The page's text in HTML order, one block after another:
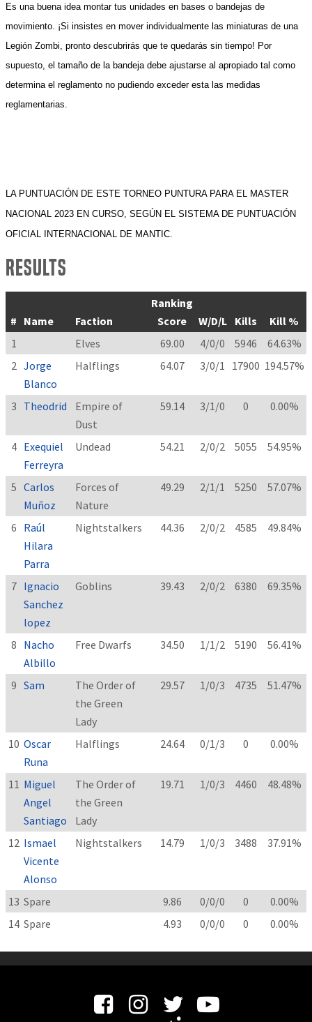
Es una buena idea montar tus unidades en bases o bandejas de
movimiento. ¡Si insistes en mover individualmente las miniaturas de una
Legión Zombi, pronto descubrirás que te quedarás sin tiempo! Por
supuesto, el tamaño de la bandeja debe ajustarse al apropiado tal como
determina el reglamento no pudiendo exceder esta las medidas
reglamentarias.
LA PUNTUACIÓN DE ESTE TORNEO PUNTURA PARA EL MASTER
NACIONAL 2023 EN CURSO, SEGÚN EL SISTEMA DE PUNTUACIÓN
OFICIAL INTERNACIONAL DE MANTIC.
Results
# Name Faction
Ranking
Score
W/D/L Kills
Kill %
1
Elves 69.00 4/0/0 5946
64.63%
2 Jorge
Blanco
Halflings 64.07 3/0/1 17900 194.57%
3 Theodrid
Empire of
Dust
59.14 3/1/0 0 0.00%
4 Exequiel
Ferreyra
Undead 54.21 2/0/2 5055 54.95%
5 Carlos
Muñoz
Forces of
Nature
49.29 2/1/1 5250 57.07%
6 Raúl
Hilara
Parra
Nightstalkers 44.36 2/0/2 4585 49.84%
7 Ignacio
Sanchez
lopez
Goblins 39.43 2/0/2 6380 69.35%
8 Nacho
Albillo
Free Dwarfs 34.50 1/1/2 5190 56.41%
9 Sam
The Order of
the Green
Lady
29.57 1/0/3 4735 51.47%
10 Oscar
Runa
Halflings 24.64 0/1/3 0 0.00%
11 Miguel
Angel
Santiago
The Order of
the Green
Lady
19.71 1/0/3 4460 48.48%
12 Ismael
Vicente
Alonso
Nightstalkers 14.79 1/0/3 3488 37.91%
13 Spare 9.86 0/0/0 0
0.00%
14 Spare 4.93 0/0/0 0 0.00%